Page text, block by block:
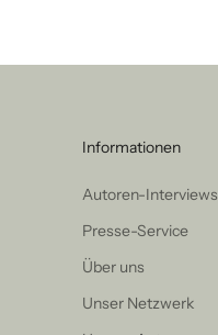
Informationen
Autoren-Interviews
Presse-Service
Über uns
Unser Netzwerk